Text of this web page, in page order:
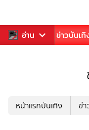
อ่าน
ฬา ข่าว ข่าวบันเทิ
หน้าแรกบันเทิง ข่